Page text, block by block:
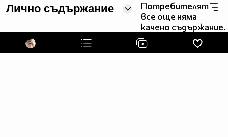
Лично съдържание
Потребителят
все още няма
качено съдържание.